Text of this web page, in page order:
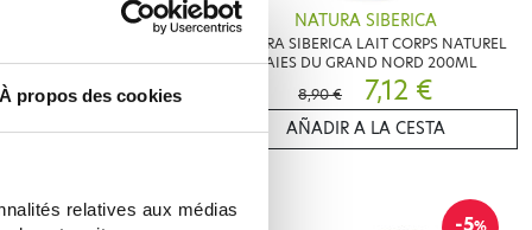
À propos des cookies
relatives aux médias
GIVREES 400ML
6,92 €
NATURA SIBERICA
NATURA SIBERICA LAIT CORPS NATUREL
BAIES DU GRAND NORD 200ML
8,90 €
7,12 €
AÑADIR A LA CESTA